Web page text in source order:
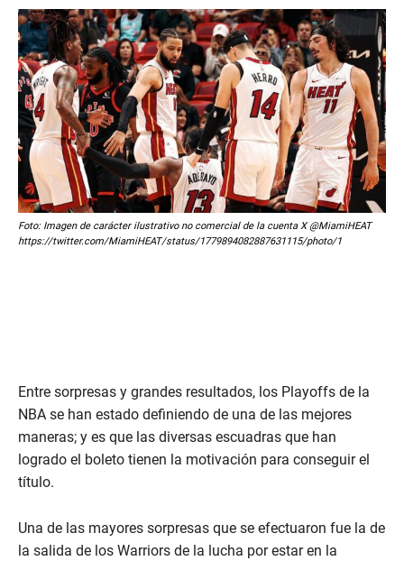
Foto: Imagen de carácter ilustrativo no comercial de la cuenta X @MiamiHEAT
https://twitter.com/MiamiHEAT/status/1779894082887631115/photo/1
Entre sorpresas y grandes resultados, los Playoffs de la
NBA se han estado definiendo de una de las mejores
maneras; y es que las diversas escuadras que han
logrado el boleto tienen la motivación para conseguir el
título.
Una de las mayores sorpresas que se efectuaron fue la de
la salida de los Warriors de la lucha por estar en la